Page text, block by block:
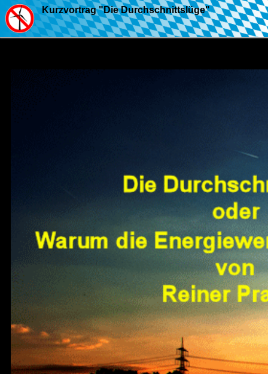
Kurzvortrag "Die Durchschnittslüge"